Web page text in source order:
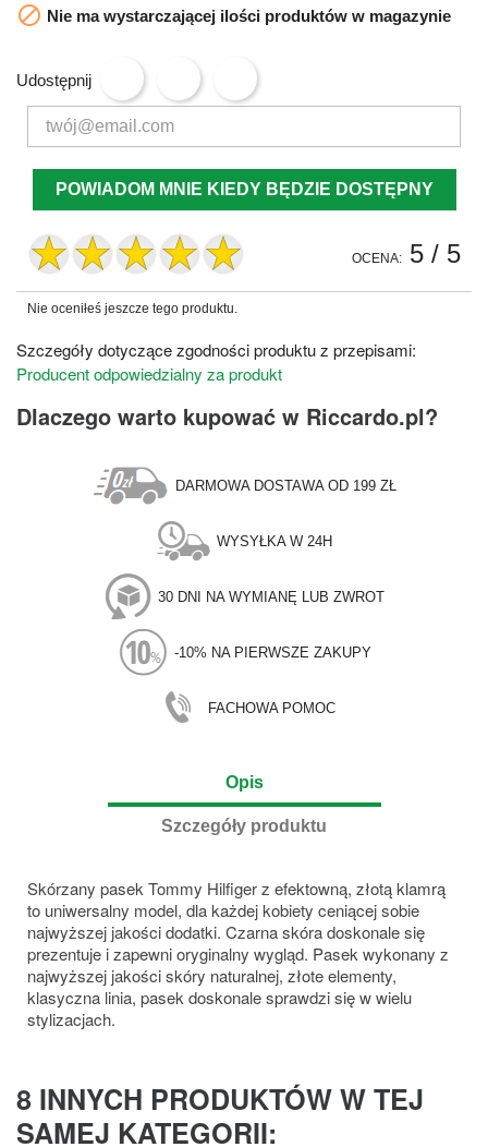
 Nie ma wystarczającej ilości produktów w magazynie
Udostępnij
POWIADOM MNIE KIEDY BĘDZIE DOSTĘPNY
OCENA: 5 / 5
Nie oceniłeś jeszcze tego produktu.
Szczegóły dotyczące zgodności produktu z przepisami:
Producent odpowiedzialny za produkt
Dlaczego warto kupować w Riccardo.pl?
DARMOWA DOSTAWA OD 199 ZŁ
WYSYŁKA W 24H
30 DNI NA WYMIANĘ LUB ZWROT
-10% NA PIERWSZE ZAKUPY
FACHOWA POMOC
Opis
Szczegóły produktu
Skórzany pasek Tommy Hilfiger z efektowną, złotą klamrą
to uniwersalny model, dla każdej kobiety ceniącej sobie
najwyższej jakości dodatki. Czarna skóra doskonale się
prezentuje i zapewni oryginalny wygląd. Pasek wykonany z
najwyższej jakości skóry naturalnej, złote elementy,
klasyczna linia, pasek doskonale sprawdzi się w wielu
stylizacjach.
8 INNYCH PRODUKTÓW W TEJ
SAMEJ KATEGORII: